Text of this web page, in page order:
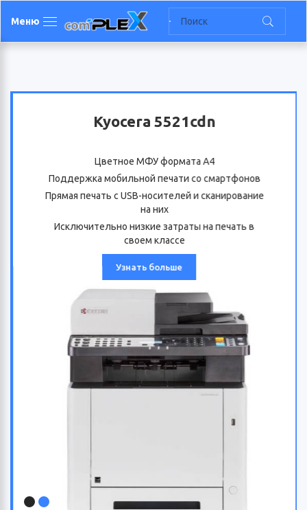
Меню
Kyocera 5521cdn
Цветное МФУ формата А4
Поддержка мобильной печати со смартфонов
Прямая печать с USB-носителей и сканирование
на них
Исключительно низкие затраты на печать в
своем классе
Узнать больше